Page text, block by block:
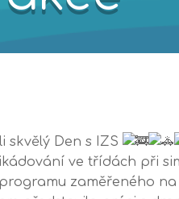
skvělý Den s IZS
ve třídách při
zaměřeného